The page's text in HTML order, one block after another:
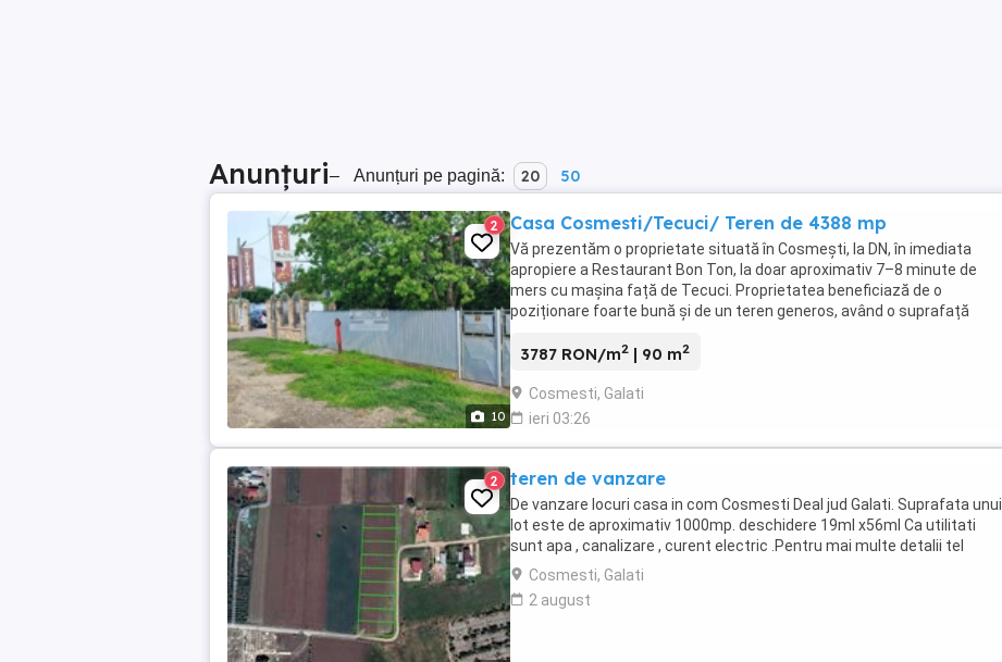
Anunțuri– Anunțuri pe pagină: 20 50
10
2 Casa Cosmesti/Tecuci/ Teren de 4388 mp
Vă prezentăm o proprietate situată în Cosmești, la DN, în imediata
apropiere a Restaurant Bon Ton, la doar aproximativ 7–8 minute de
mers cu mașina față de Tecuci. Proprietatea beneficiază de o
poziționare foarte bună și de un teren generos, având o suprafață
3787 RON/m2 | 90 m2
Cosmesti, Galati
ieri 03:26
2 teren de vanzare
De vanzare locuri casa in com Cosmesti Deal jud Galati. Suprafata unui
lot este de aproximativ 1000mp. deschidere 19ml x56ml Ca utilitati
sunt apa , canalizare , curent electric .Pentru mai multe detalii tel
Cosmesti, Galati
2 august